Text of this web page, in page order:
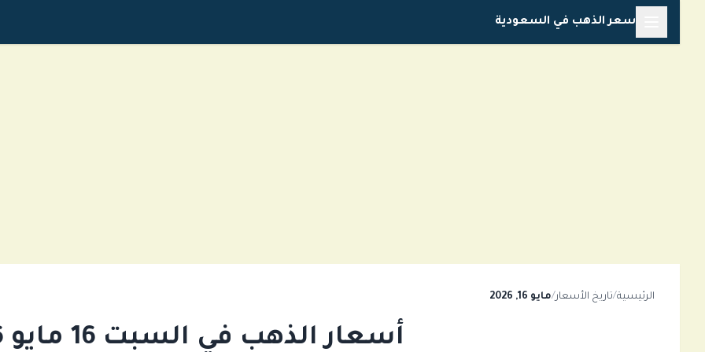
المحتوى
سعر الذهب في السعودية
الرئيسية/تاريخ الأسعار/مايو 16, 2026
أسعار الذهب في السبت 16 مايو 2026